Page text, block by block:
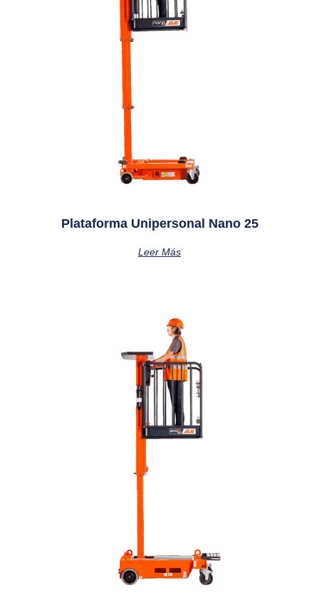
Plataforma Unipersonal Nano 25
Leer Más